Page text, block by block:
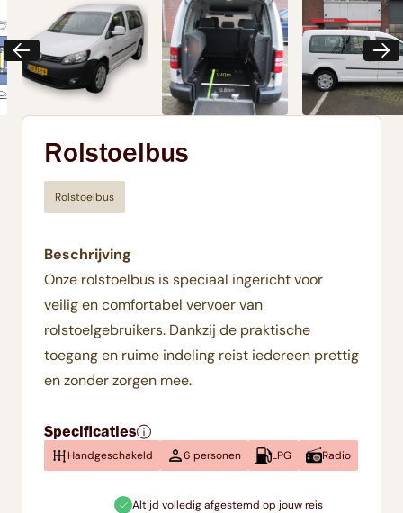
Rolstoelbus
Rolstoelbus
Beschrijving
Onze rolstoelbus is speciaal ingericht voor
veilig en comfortabel vervoer van
rolstoelgebruikers. Dankzij de praktische
toegang en ruime indeling reist iedereen prettig
en zonder zorgen mee.
Specificaties
Handgeschakeld 6 personen LPG Radio
Altijd volledig afgestemd op jouw reis